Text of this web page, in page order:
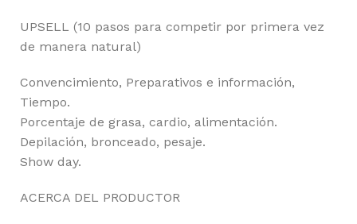
UPSELL (10 pasos para competir por primera vez
de manera natural)
Convencimiento, Preparativos e información,
Tiempo.
Porcentaje de grasa, cardio, alimentación.
Depilación, bronceado, pesaje.
Show day.
ACERCA DEL PRODUCTOR